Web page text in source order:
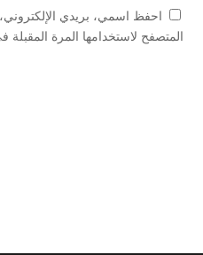
احفظ اسمي، بريدي
المتصفح لاستخدامها المرة المقبلة